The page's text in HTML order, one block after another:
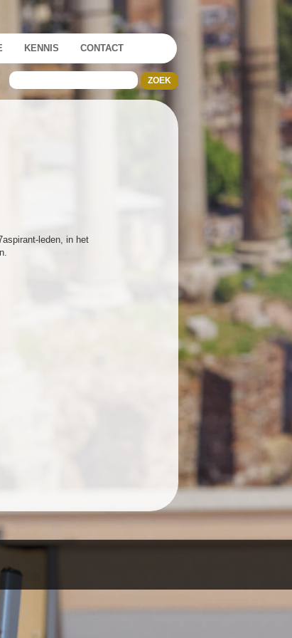
KENNIS CONTACT
leden, in het